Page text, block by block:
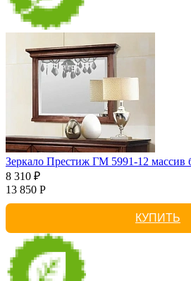
Зеркало Престиж ГМ 5991-12 массив
8 310 ₽
13 850 Р
КУПИТЬ